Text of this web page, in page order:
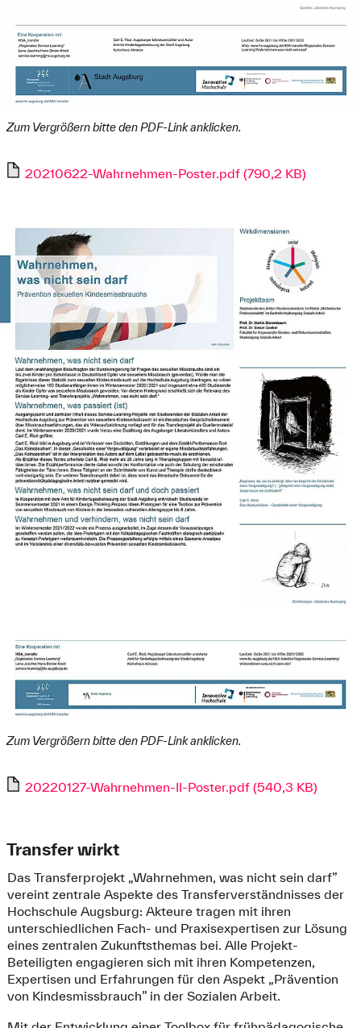
Zum Vergrößern bitte den PDF-Link anklicken.
20210622-Wahrnehmen-Poster.pdf (790,2 KB)
Zum Vergrößern bitte den PDF-Link anklicken.
20220127-Wahrnehmen-II-Poster.pdf (540,3 KB)
Transfer wirkt
Das Transferprojekt „Wahrnehmen, was nicht sein darf”
vereint zentrale Aspekte des Transferverständnisses der
Hochschule Augsburg: Akteure tragen mit ihren
unterschiedlichen Fach- und Praxisexpertisen zur Lösung
eines zentralen Zukunftsthemas bei. Alle Projekt-
Beteiligten engagieren sich mit ihren Kompetenzen,
Expertisen und Erfahrungen für den Aspekt „Prävention
von Kindesmissbrauch” in der Sozialen Arbeit.